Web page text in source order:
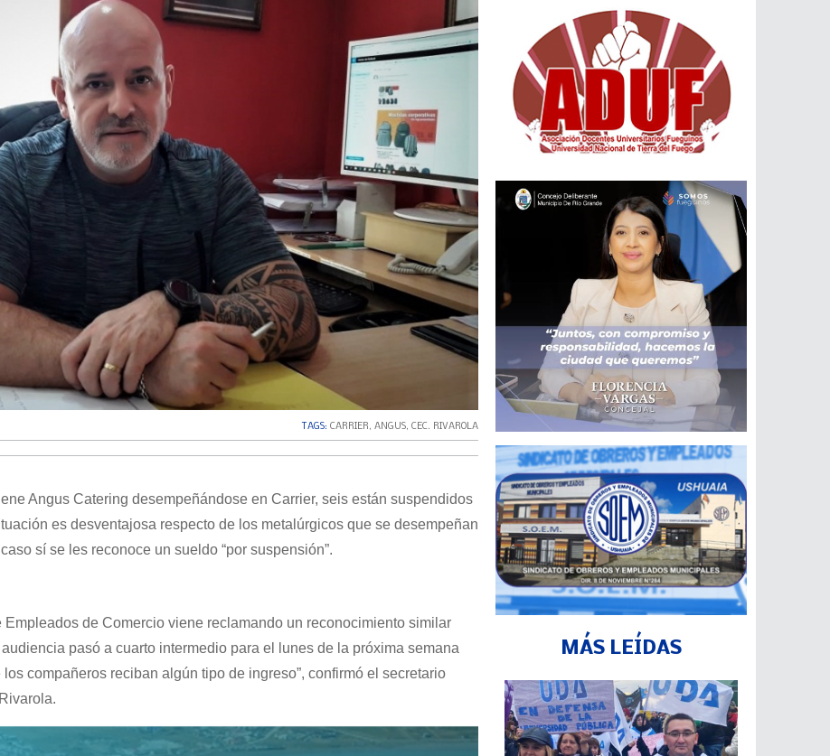
TAGS: CARRIER, ANGUS, CEC. RIVAROLA
Angus Catering desempeñándose en Carrier, seis están suspendidos
es desventajosa respecto de los metalúrgicos que se desempeñan
sí se les reconoce un sueldo “por suspensión”.
Empleados de Comercio viene reclamando un reconocimiento similar
pasó a cuarto intermedio para el lunes de la próxima semana
compañeros reciban algún tipo de ingreso”, confirmó el secretario
MÁS LEÍDAS